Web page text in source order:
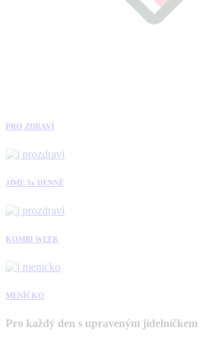
PRO ZDRAVÍ
JÍME 3x DENNĚ
KOMBI WEEK
MENÍČKO
Pro každý den s upraveným jídelníčkem